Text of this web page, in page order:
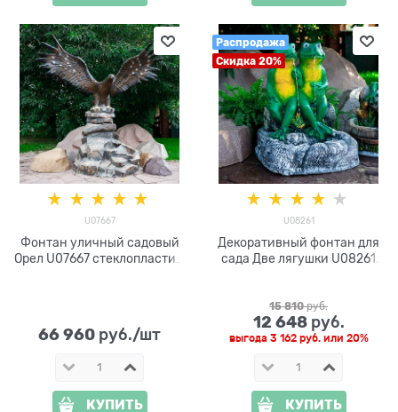
U07667
Фонтан уличный садовый
Орел U07667 стеклопластик,
66 960 руб./шт
КУПИТЬ
Распродажа
Скидка 20%
U08261
Декоративный фонтан для
сада Две лягушки U08261
15 810 руб.
12 648 руб.
выгода 3 162 руб.или 20%
КУПИТЬ